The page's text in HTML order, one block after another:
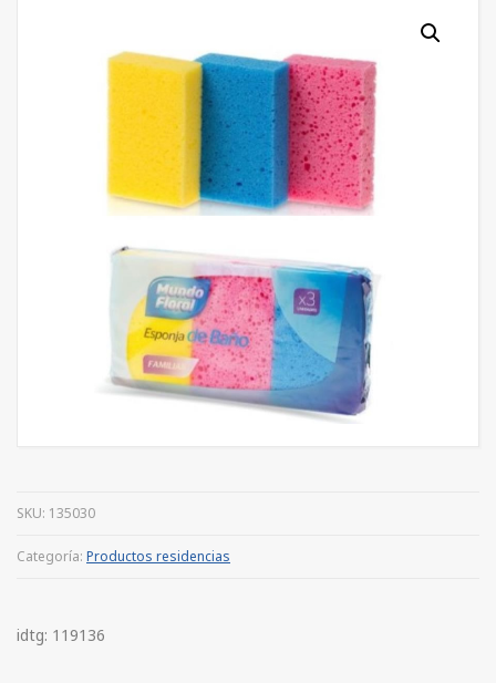
SKU: 135030
Categoría: Productos residencias
idtg: 119136